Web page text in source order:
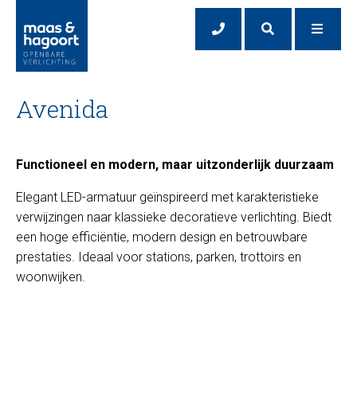
Avenida
Functioneel en modern, maar uitzonderlijk duurzaam
Elegant LED-armatuur geïnspireerd met karakteristieke
verwijzingen naar klassieke decoratieve verlichting. Biedt
een hoge efficiëntie, modern design en betrouwbare
prestaties. Ideaal voor stations, parken, trottoirs en
woonwijken.